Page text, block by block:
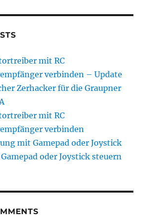
mit RC
verbinden – Update
Zerhacker für die Graupner
mit RC
verbinden
mit Gamepad oder Joystick
oder Joystick steuern